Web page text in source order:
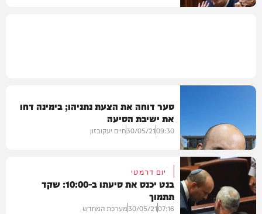
פוליטי
סער דוחה את הצעת נתניהו; בימינה דחו
את ישיבת הסיעה
09:30
30/05/21חיים יעקובזון
יום דרמטי
בנט יכנס את סיעתו ב-10:00: שקד
תתמוך
07:16
30/05/21מערכת המחדש